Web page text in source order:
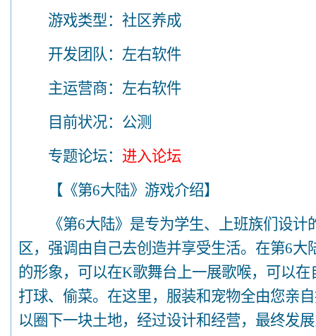
游戏类型：社区养成
开发团队：左右软件
主运营商：左右软件
目前状况：公测
专题论坛： 进入论坛
【《第6大陆》游戏介绍】
《第6大陆》是专为学生、上班族们设计
区，强调由自己去创造并享受生活。在第6大
的形象，可以在K歌舞台上一展歌喉，可以
打球、偷菜。在这里，服装和宠物全由您亲
以圈下一块土地，经过设计和经营，最终发